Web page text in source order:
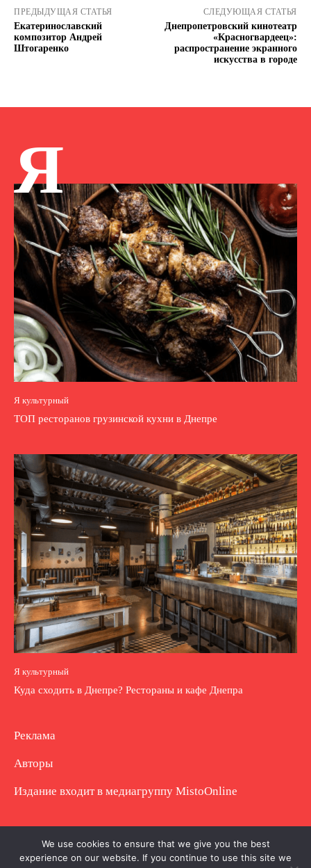
ПРЕДЫДУЩАЯ СТАТЬЯ
Екатеринославский
композитор Андрей
Штогаренко
СЛЕДУЮЩАЯ СТАТЬЯ
Днепропетровский кинотеатр
«Красногвардеец»:
распространение экранного
искусства в городе
Я
Я культурный
ТОП ресторанов грузинской кухни в Днепре
Я культурный
Куда сходить в Днепре? Рестораны и кафе Днепра
Реклама
Авторы
Издание входит в медиагруппу MistoOnline
Copyright © Полное использование материала
запрещено. Частично разрешено с гиперссылкой.
We use cookies to ensure that we give you the best
experience on our website. If you continue to use this site we